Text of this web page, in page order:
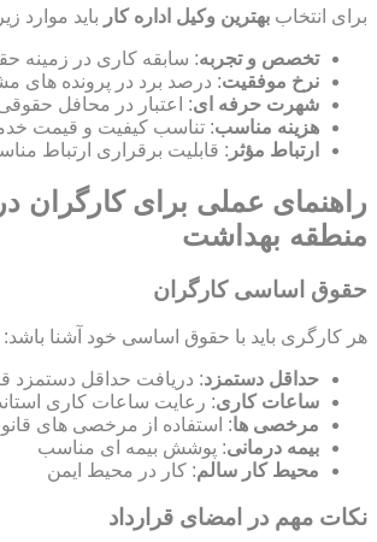
برای انتخاب بهترین وکیل اداره کار باید موارد
تخصص و تجربه: سابقه کاری در زمینه
نرخ موفقیت: درصد برد در پرونده های
شهرت حرفه ای: اعتبار در محافل
هزینه مناسب: تناسب کیفیت و قیمت
ارتباط مؤثر : قابلیت برقراری ارتباط
راهنمای عملی برای کارگران
منطقه بهداشت
حقوق اساسی کارگران
هر کارگری باید با حقوق اساسی خود آشنا باشد:
حداقل دستمزد: دریافت حداقل دستمزد
ساعات کاری: رعایت ساعات کاری
مرخصی ها: استفاده از مرخصی های
بیمه درمانی: پوشش بیمه ای مناسب
محیط کار سالم: کار در محیط ایمن
نکات مهم در امضای قرارداد